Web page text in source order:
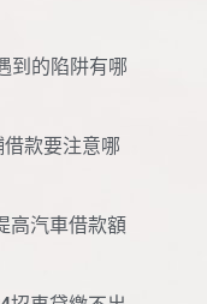
到的陷阱有哪
款要注意哪
高汽車借款額